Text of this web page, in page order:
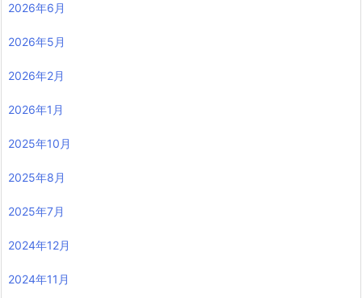
2026年6月
2026年5月
2026年2月
2026年1月
2025年10月
2025年8月
2025年7月
2024年12月
2024年11月